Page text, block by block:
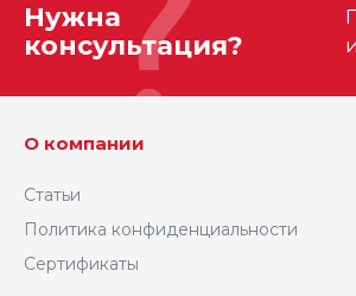
Нужна
консультация?
О компании
Статьи
Политика конфиденциальности
Сертификаты